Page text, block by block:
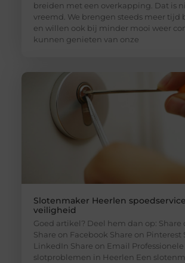
breiden met een overkapping. Dat is
vreemd. We brengen steeds meer tijd
en willen ook bij minder mooi weer
kunnen genieten van onze
Slotenmaker Heerlen
veiligheid
Goed artikel? Deel hem dan op: Share
Share on Facebook Share on Pinterest
LinkedIn Share on Email
slotproblemen in Heerlen Een